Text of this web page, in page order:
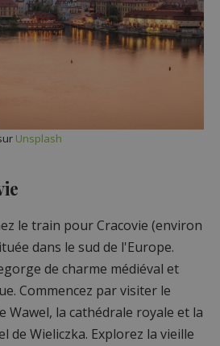
Unsplash
le train pour Cracovie (environ
dans le sud de l'Europe.
de charme médiéval et
Commencez par visiter le
Wawel, la cathédrale royale et la
de Wieliczka. Explorez la vieille